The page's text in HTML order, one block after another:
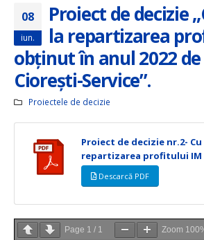
08
iun.
Proiect de decizie
la repartizarea
obţinut în anul 2022
Cioreşti-Service”.
Proiectele de decizie
Proiect de decizie nr.2-
repartizarea profitului IM
Descarcă PDF
Page 1 / 1 Zoom